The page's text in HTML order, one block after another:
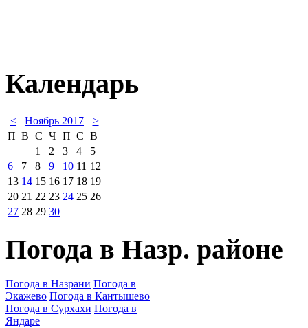
Календарь
< Ноябрь 2017
>
П В С Ч П С В
1
2 3 4
5
6
7 8 9 10 11 12
13 14 15 16 17 18 19
20 21 22 23 24 25 26
27 28 29 30
Погода в Назр. районе
Погода в Назрани Погода в
Экажево Погода в Кантышево
Погода в Сурхахи Погода в
Яндаре